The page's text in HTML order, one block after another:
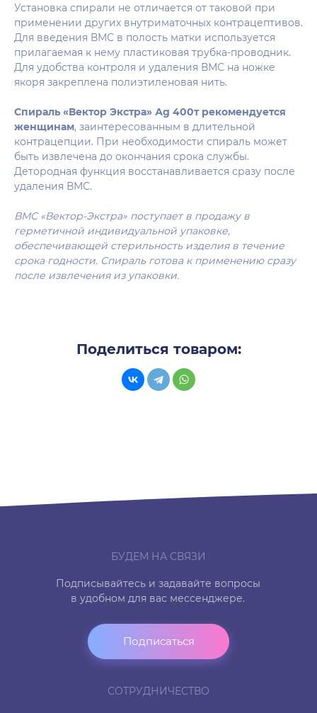
Установка спирали не отличается от таковой при
применении других внутриматочных контрацептивов.
Для введения ВМС в полость матки используется
прилагаемая к нему пластиковая трубка-проводник.
Для удобства контроля и удаления ВМС на ножке
якоря закреплена полиэтиленовая нить.
Спираль «Вектор Экстра» Аg 400т рекомендуется
женщинам, заинтересованным в длительной
контрацепции. При необходимости спираль может
быть извлечена до окончания срока службы.
Детородная функция восстанавливается сразу после
удаления ВМС.
ВМС «Вектор-Экстра» поступает в продажу в
герметичной индивидуальной упаковке,
обеспечивающей стерильность изделия в течение
срока годности. Спираль готова к применению сразу
после извлечения из упаковки.
Поделиться товаром:
БУДЕМ НА СВЯЗИ
Подписывайтесь и задавайте вопросы
в удобном для вас мессенджере.
СОТРУДНИЧЕСТВО
Подписаться